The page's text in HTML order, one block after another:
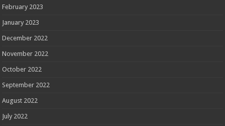
February 2023
January 2023
December 2022
November 2022
October 2022
September 2022
August 2022
July 2022